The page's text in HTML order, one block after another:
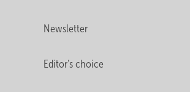
Newsletter
Editor's choice